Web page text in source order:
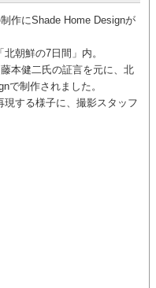
作にShade Home Designが
朝鮮の7日間」内。
本健二氏の証言を元に、北
で制作されました。
する様子に、撮影スタッフ